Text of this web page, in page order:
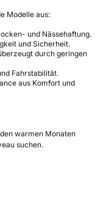
Modelle aus:
und Nässehaftung.
und Sicherheit.
durch geringen
Fahrstabilität.
aus Komfort und
warmen Monaten
suchen.